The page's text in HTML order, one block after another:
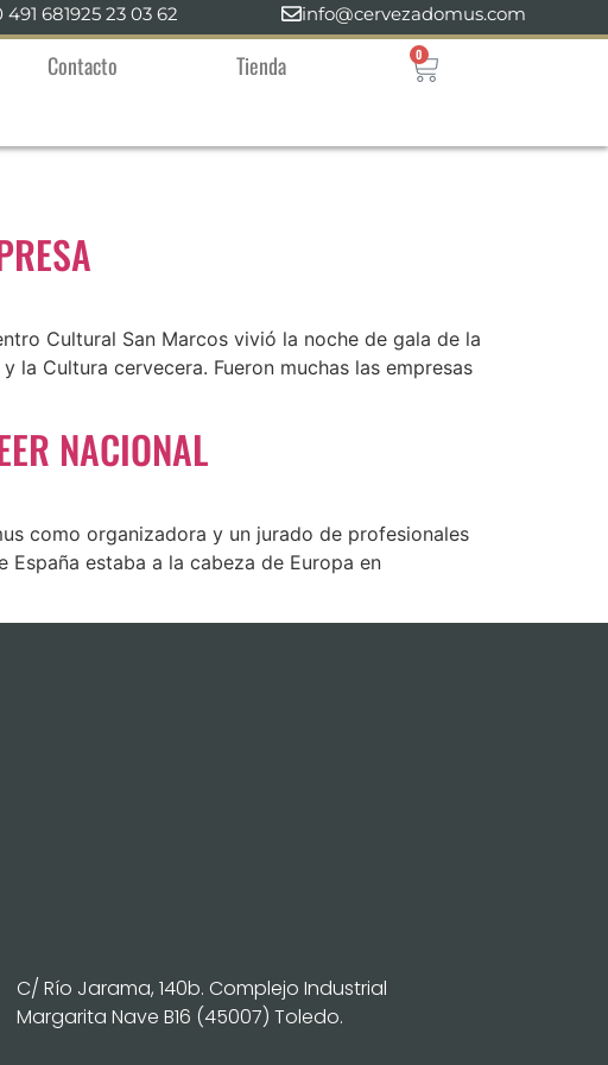
491 681925 23 03 62 info@cervezadomus.com
Contacto Tienda 0
Cultural San Marcos vivió la noche de gala de la
la Cultura cervecera. Fueron muchas las empresas
NACIONAL
como organizadora y un jurado de profesionales
estaba a la cabeza de Europa en
C/ Río Jarama, 140b. Complejo Industrial
Margarita Nave B16 (45007) Toledo.